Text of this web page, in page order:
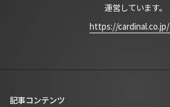
運営しています。
https://cardinal.co.jp/
記事コンテンツ